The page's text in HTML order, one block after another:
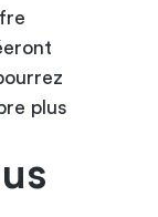
plus